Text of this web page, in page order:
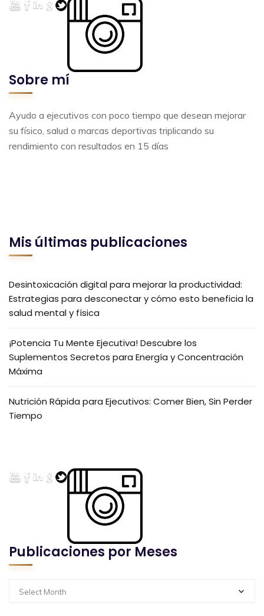
Sobre mí
Ayudo a ejecutivos con poco tiempo que desean mejorar
su físico, salud o marcas deportivas triplicando su
rendimiento con resultados en 15 días
Mis últimas publicaciones
Desintoxicación digital para mejorar la productividad:
Estrategias para desconectar y cómo esto beneficia la
salud mental y física
¡Potencia Tu Mente Ejecutiva! Descubre los
Suplementos Secretos para Energía y Concentración
Máxima
Nutrición Rápida para Ejecutivos: Comer Bien, Sin Perder
Tiempo
Publicaciones por Meses
Select Month